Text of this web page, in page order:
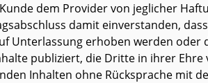
dem Provider von jeglicher
damit einverstanden,
erhoben werden
publiziert, die Dritte in ihrer
Inhalten ohne Rücksprache mit